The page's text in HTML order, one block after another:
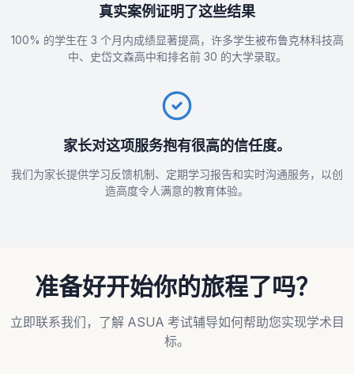
真实案例证明了这些结果
100% 的学生在 3 个月内成绩显著提高，许多学生被布鲁克林科技高
中、史岱文森高中和排名前 30 的大学录取。
家长对这项服务抱有很高的信任度。
我们为家长提供学习反馈机制、定期学习报告和实时沟通服务，以创
造高度令人满意的教育体验。
准备好开始你的旅程了吗？
立即联系我们，了解 ASUA 考试辅导如何帮助您实现学术目
标。